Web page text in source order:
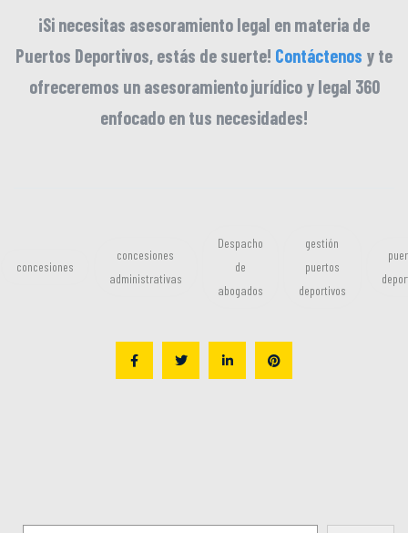
¡Si necesitas asesoramiento legal en materia de
Puertos Deportivos, estás de suerte! Contáctenos y te
ofreceremos un asesoramiento jurídico y legal 360
enfocado en tus necesidades!
concesiones
concesiones
administrativas
Despacho
de
abogados
gestión
puertos
deportivos